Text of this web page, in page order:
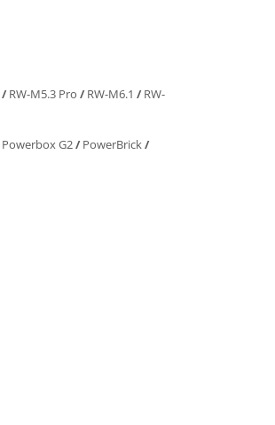
/ RW-M5.3 Pro / RW-M6.1 / RW-
Powerbox G2/ PowerBrick/